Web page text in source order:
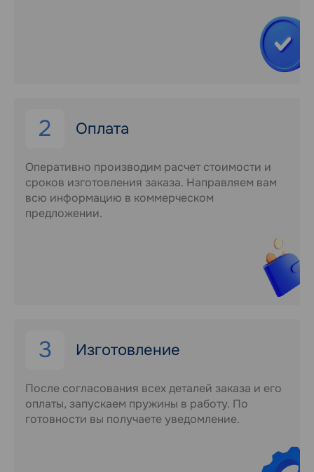
2 Оплата
Оперативно производим расчет стоимости и
сроков изготовления заказа. Направляем вам
всю информацию в коммерческом
предложении.
3 Изготовление
После согласования всех деталей заказа и его
оплаты, запускаем пружины в работу. По
готовности вы получаете уведомление.